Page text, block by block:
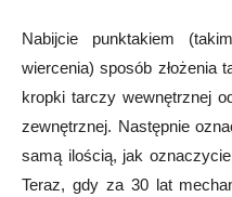
Nabijcie punktakiem
wiercenia) sposób złożenia
kropki tarczy wewnętrznej
zewnętrznej. Następnie
samą ilością, jak
Teraz, gdy za 30 lat